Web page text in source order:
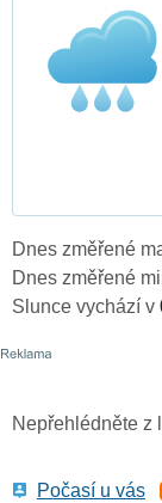
Dnes změřené
Dnes změřené
Slunce vychází v
Nepřehlédněte z
Počasí u vás